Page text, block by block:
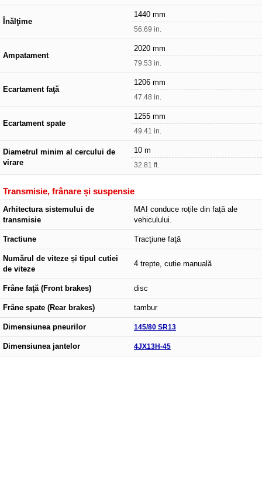
Înălţime
1440 mm
56.69 in.
Ampatament
2020 mm
79.53 in.
Ecartament faţă
1206 mm
47.48 in.
Ecartament spate
1255 mm
49.41 in.
Diametrul minim al cercului de
virare
10 m
32.81 ft.
Transmisie, frânare și suspensie
Arhitectura sistemului de
transmisie
MAI conduce roțile din față ale
vehiculului.
Tractiune Tracţiune faţă
Numărul de viteze și tipul cutiei
de viteze
4 trepte, cutie manuală
Frâne faţă (Front brakes) disc
Frâne spate (Rear brakes) tambur
Dimensiunea pneurilor 145/80 SR13
Dimensiunea jantelor 4JX13H-45